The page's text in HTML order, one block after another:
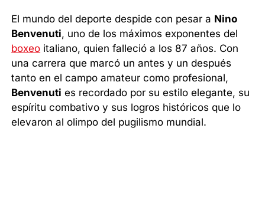
El mundo del deporte despide con pesar a Nino
Benvenuti, uno de los máximos exponentes del
boxeo italiano, quien falleció a los 87 años. Con
una carrera que marcó un antes y un después
tanto en el campo amateur como profesional,
Benvenuti es recordado por su estilo elegante, su
espíritu combativo y sus logros históricos que lo
elevaron al olimpo del pugilismo mundial.